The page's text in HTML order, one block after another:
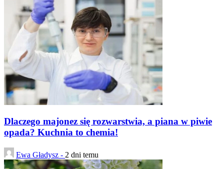
Dlaczego majonez się rozwarstwia, a piana w piwie
opada? Kuchnia to chemia!
Ewa Gładysz - 2 dni temu